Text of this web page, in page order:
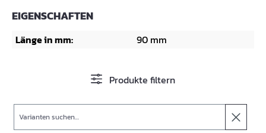
EIGENSCHAFTEN
Länge in mm: 90 mm
Produkte filtern